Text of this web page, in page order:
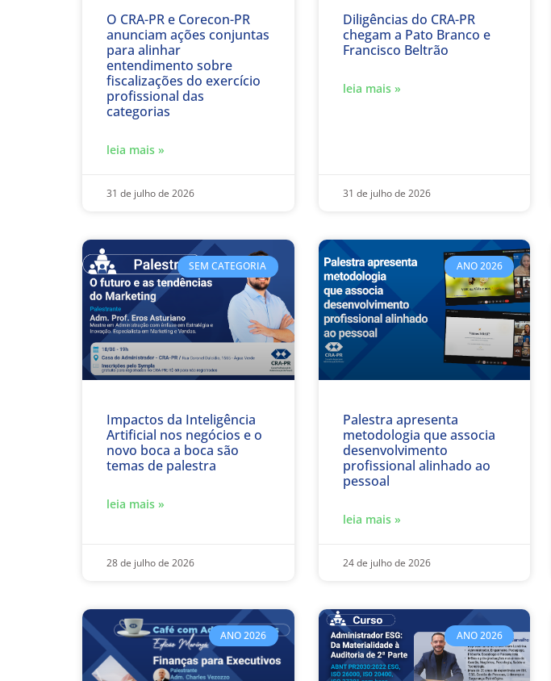
O CRA-PR e Corecon-PR
anunciam ações conjuntas
para alinhar
entendimento sobre
fiscalizações do exercício
profissional das
categorias
leia mais »
31 de julho de 2026
Diligências do CRA-PR
chegam a Pato Branco e
Francisco Beltrão
leia mais »
31 de julho de 2026
SEM CATEGORIA
Impactos da Inteligência
Artificial nos negócios e o
novo boca a boca são
temas de palestra
leia mais »
28 de julho de 2026
ANO 2026
Palestra apresenta
metodologia que associa
desenvolvimento
profissional alinhado ao
pessoal
leia mais »
24 de julho de 2026
ANO 2026 ANO 2026